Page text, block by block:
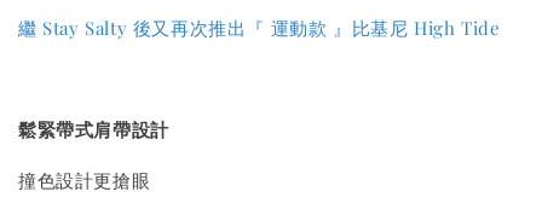
繼 Stay Salty 後又再次推出『 運動款 』比基尼 High Tide
鬆緊帶式肩帶設計
撞色設計更搶眼